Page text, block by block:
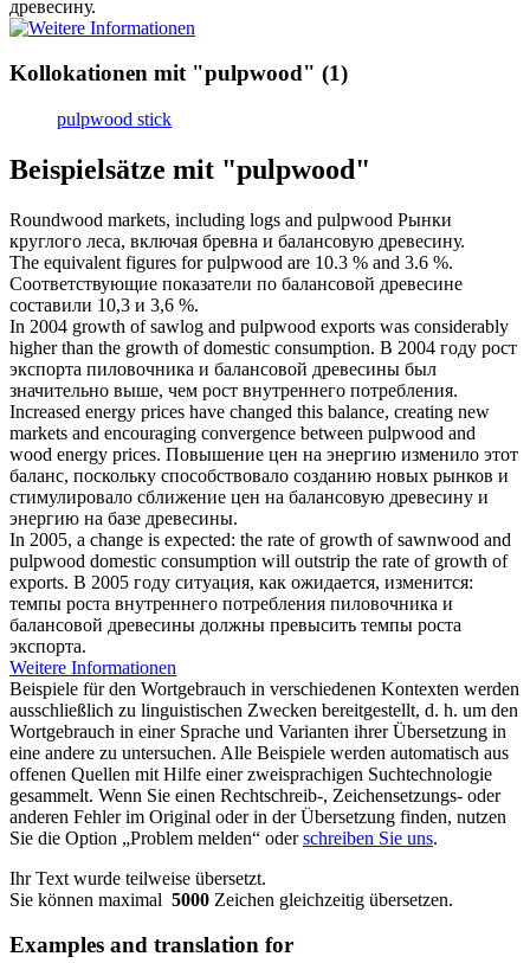
древесину.
Kollokationen mit "pulpwood" (1)
pulpwood stick
Beispielsätze mit "pulpwood"
Roundwood markets, including logs and pulpwood Рынки
круглого леса, включая бревна и балансовую древесину.
The equivalent figures forpulpwood are 10.3 % and 3.6 %.
Соответствующие показатели по балансовой древесине
составили 10,3 и 3,6 %.
In 2004 growth of sawlog and pulpwood exports was considerably
higher than the growth of domestic consumption. В 2004 году рост
экспорта пиловочника и балансовой древесины был
значительно выше, чем рост внутреннего потребления.
Increased energy prices have changed this balance, creating new
markets and encouraging convergence between pulpwood and
wood energy prices. Повышение цен на энергию изменило этот
баланс, поскольку способствовало созданию новых рынков и
стимулировало сближение цен на балансовую древесину и
энергию на базе древесины.
In 2005, a change is expected: the rate of growth of sawnwood and
pulpwood domestic consumption will outstrip the rate of growth of
exports. В 2005 году ситуация, как ожидается, изменится:
темпы роста внутреннего потребления пиловочника и
балансовой древесины должны превысить темпы роста
экспорта.
Weitere Informationen
Beispiele für den Wortgebrauch in verschiedenen Kontexten werden
ausschließlich zu linguistischen Zwecken bereitgestellt, d. h. um den
Wortgebrauch in einer Sprache und Varianten ihrer Übersetzung in
eine andere zu untersuchen. Alle Beispiele werden automatisch aus
offenen Quellen mit Hilfe einer zweisprachigen Suchtechnologie
gesammelt. Wenn Sie einen Rechtschreib-, Zeichensetzungs- oder
anderen Fehler im Original oder in der Übersetzung finden, nutzen
Sie die Option „Problem melden“ oderschreiben Sie uns.
Ihr Text wurde teilweise übersetzt.
Sie können maximal 5000 Zeichen gleichzeitig übersetzen.
Examples and translation for